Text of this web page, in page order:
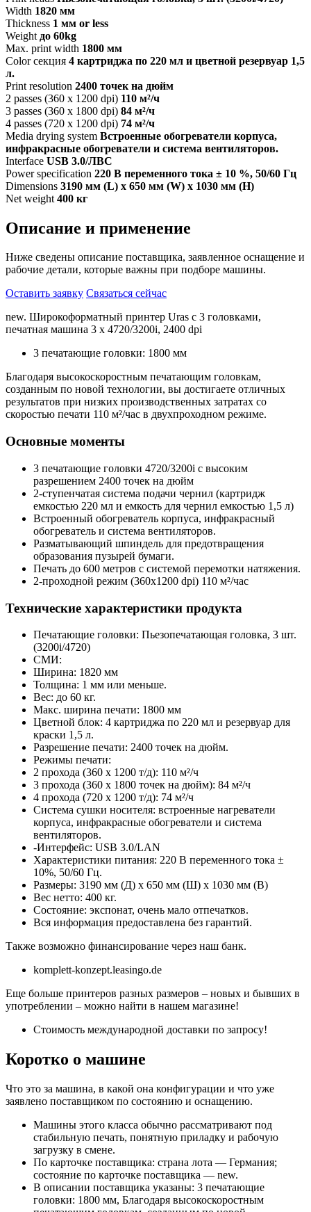
Width 1820 мм
Thickness 1 мм or less
Weight до 60kg
Max. print width 1800 мм
Color секция 4 картриджа по 220 мл и цветной резервуар 1,5
л.
Print resolution 2400 точек на дюйм
2 passes (360 x 1200 dpi) 110 м²/ч
3 passes (360 x 1800 dpi) 84 м²/ч
4 passes (720 x 1200 dpi) 74 м²/ч
Media drying system Встроенные обогреватели корпуса,
инфракрасные обогреватели и система вентиляторов.
Interface USB 3.0/ЛВС
Power specification 220 В переменного тока ± 10 %, 50/60 Гц
Dimensions 3190 мм (L) x 650 мм (W) x 1030 мм (H)
Net weight 400 кг
Описание и применение
Ниже сведены описание поставщика, заявленное оснащение и
рабочие детали, которые важны при подборе машины.
Оставить заявку Связаться сейчас
new. Широкоформатный принтер Uras с 3 головками,
печатная машина 3 x 4720/3200i, 2400 dpi
3 печатающие головки: 1800 мм
Благодаря высокоскоростным печатающим головкам,
созданным по новой технологии, вы достигаете отличных
результатов при низких производственных затратах со
скоростью печати 110 м²/час в двухпроходном режиме.
Основные моменты
3 печатающие головки 4720/3200i с высоким
разрешением 2400 точек на дюйм
2-ступенчатая система подачи чернил (картридж
емкостью 220 мл и емкость для чернил емкостью 1,5 л)
Встроенный обогреватель корпуса, инфракрасный
обогреватель и система вентиляторов.
Разматывающий шпиндель для предотвращения
образования пузырей бумаги.
Печать до 600 метров с системой перемотки натяжения.
2-проходной режим (360x1200 dpi) 110 м²/час
Технические характеристики продукта
Печатающие головки: Пьезопечатающая головка, 3 шт.
(3200i/4720)
СМИ:
Ширина: 1820 мм
Толщина: 1 мм или меньше.
Вес: до 60 кг.
Макс. ширина печати: 1800 мм
Цветной блок: 4 картриджа по 220 мл и резервуар для
краски 1,5 л.
Разрешение печати: 2400 точек на дюйм.
Режимы печати:
2 прохода (360 x 1200 т/д): 110 м²/ч
3 прохода (360 x 1800 точек на дюйм): 84 м²/ч
4 прохода (720 x 1200 т/д): 74 м²/ч
Система сушки носителя: встроенные нагреватели
корпуса, инфракрасные обогреватели и система
вентиляторов.
-Интерфейс: USB 3.0/LAN
Характеристики питания: 220 В переменного тока ±
10%, 50/60 Гц.
Размеры: 3190 мм (Д) x 650 мм (Ш) x 1030 мм (В)
Вес нетто: 400 кг.
Состояние: экспонат, очень мало отпечатков.
Вся информация предоставлена ​​без гарантий.
Также возможно финансирование через наш банк.
komplett-konzept.leasingo.de
Еще больше принтеров разных размеров – новых и бывших в
употреблении – можно найти в нашем магазине!
Стоимость международной доставки по запросу!
Коротко о машине
Что это за машина, в какой она конфигурации и что уже
заявлено поставщиком по состоянию и оснащению.
Машины этого класса обычно рассматривают под
стабильную печать, понятную приладку и рабочую
загрузку в смене.
По карточке поставщика: страна лота — Германия;
состояние по карточке поставщика — new.
В описании поставщика указаны: 3 печатающие
головки: 1800 мм, Благодаря высокоскоростным